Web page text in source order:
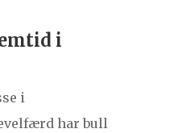
i
i
har bull